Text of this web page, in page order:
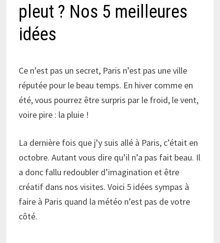
pleut ? Nos 5 meilleures
idées
Ce n’est pas un secret, Paris n’est pas une ville
réputée pour le beau temps. En hiver comme en
été, vous pourrez être surpris par le froid, le vent,
voire pire : la pluie !
La dernière fois que j’y suis allé à Paris, c’était en
octobre. Autant vous dire qu’il n’a pas fait beau. Il
a donc fallu redoubler d’imagination et être
créatif dans nos visites. Voici 5 idées sympas à
faire à Paris quand la météo n’est pas de votre
côté.